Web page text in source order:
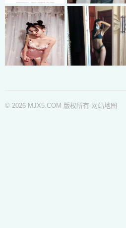
© 2026 MJX5.COM 版权所有 网站地图